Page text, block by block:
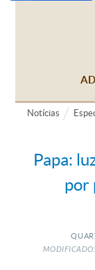
Notícias
Papa:
por